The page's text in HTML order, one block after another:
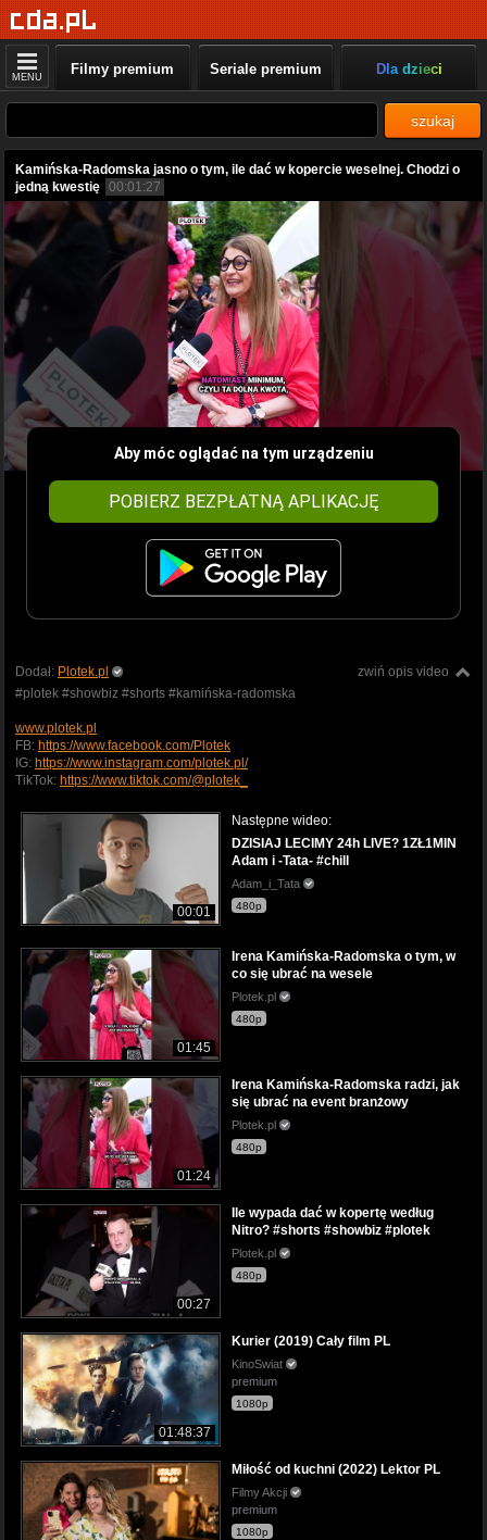
MENU Filmy premium Seriale premium Dla dzieci
szukaj
Kamińska-Radomska jasno o tym, ile dać w kopercie weselnej. Chodzi o
jedną kwestię 00:01:27
Aby móc oglądać na tym urządzeniu
POBIERZ BEZPŁATNĄ APLIKACJĘ
zwiń opis video
Dodał: Plotek.pl
#plotek #showbiz #shorts #kamińska-radomska
www.plotek.pl
FB: https://www.facebook.com/Plotek
IG: https://www.instagram.com/plotek.pl/
TikTok: https://www.tiktok.com/@plotek_
00:01
Następne wideo:
DZISIAJ LECIMY 24h LIVE? 1ZŁ1MIN
Adam i -Tata- #chill
Adam_i_Tata
480p
01:45
Irena Kamińska-Radomska o tym, w
co się ubrać na wesele
Plotek.pl
480p
01:24
Irena Kamińska-Radomska radzi, jak
się ubrać na event branżowy
Plotek.pl
480p
00:27
Ile wypada dać w kopertę według
Nitro? #shorts #showbiz #plotek
Plotek.pl
480p
01:48:37
Kurier (2019) Cały film PL
KinoSwiat
premium
1080p
Miłość od kuchni (2022) Lektor PL
Filmy Akcji
premium
1080p